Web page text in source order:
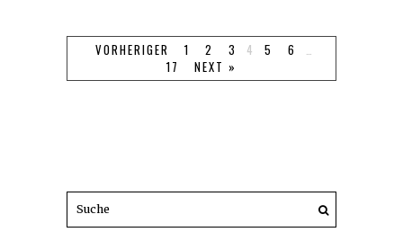
VORHERIGER 1 2 3 4 5 6
17
NEXT »